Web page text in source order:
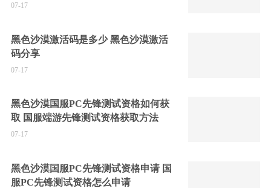
07-17
黑色沙漠激活码是多少 黑色沙漠激活
码分享
07-17
黑色沙漠国服PC先锋测试资格如何获
取 国服端游先锋测试资格获取方法
07-17
黑色沙漠国服PC先锋测试资格申请 国
服PC先锋测试资格怎么申请